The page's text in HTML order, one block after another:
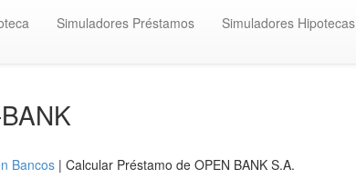
Simuladores Préstamos Simuladores Hipotecas
Bancos | Calcular Préstamo de OPEN BANK S.A.